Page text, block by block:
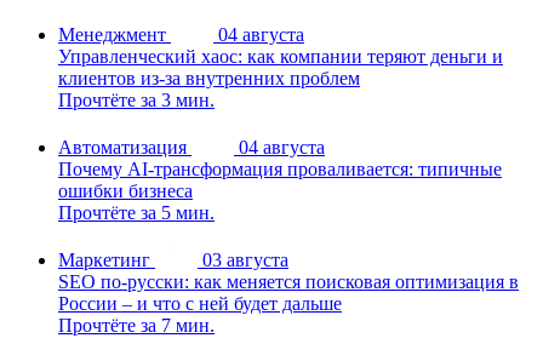
Менеджмент
04 августа
Управленческий хаос: как компании теряют деньги и
клиентов из-за внутренних проблем
Прочтёте за 3 мин.
Автоматизация
04 августа
Почему AI-трансформация проваливается: типичные
ошибки бизнеса
Прочтёте за 5 мин.
Маркетинг
03 августа
SEO по-русски: как меняется поисковая оптимизация в
России – и что с ней будет дальше
Прочтёте за 7 мин.